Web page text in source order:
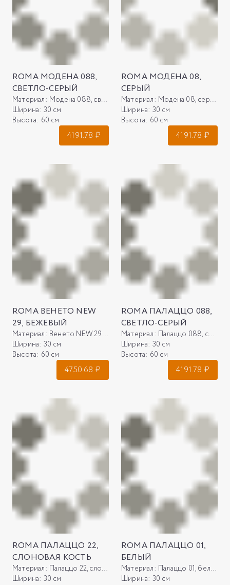
ROMA МОДЕНА 088,
СВЕТЛО-СЕРЫЙ
Материал: Модена 088, светло-серый
Ширина: 30 см
Высота: 60 см
4191.78 ₽
ROMA МОДЕНА 08,
СЕРЫЙ
Материал: Модена 08, серый
Ширина: 30 см
Высота: 60 см
4191.78 ₽
ROMA ВЕНЕТО NEW
29, БЕЖЕВЫЙ
Материал: Венето NEW 29, бежевый
Ширина: 30 см
Высота: 60 см
4750.68 ₽
ROMA ПАЛАЦЦО 088,
СВЕТЛО-СЕРЫЙ
Материал: Палаццо 088, светло-серый
Ширина: 30 см
Высота: 60 см
4191.78 ₽
ROMA ПАЛАЦЦО 22,
СЛОНОВАЯ КОСТЬ
Материал: Палаццо 22, слоновая кость
Ширина: 30 см
ROMA ПАЛАЦЦО 01,
БЕЛЫЙ
Материал: Палаццо 01, белый
Ширина: 30 см